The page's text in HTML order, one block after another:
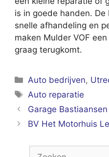
is in goede handen.
snelle afhandeling en
maken Mulder VOF
graag terugkomt.
Categorieën
Auto bedrijven,
Tags
Auto reparatie
Garage
BV Het Motorhuis
Zoek